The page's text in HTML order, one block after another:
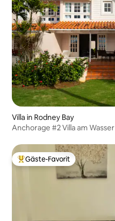
Villa in Rodney Bay
Anchorage #2 Villa am Wasser
Beliebter Gäste-Favorit.
Gäste-Favorit